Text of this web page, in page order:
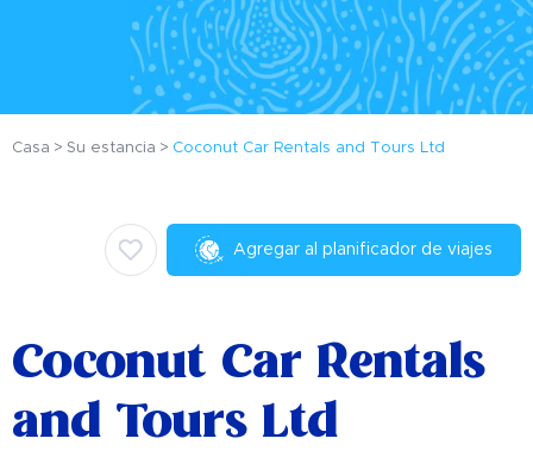
Casa Su estancia Coconut Car Rentals and Tours Ltd
Agregar al planificador de viajes
Coconut Car Rentals
and Tours Ltd